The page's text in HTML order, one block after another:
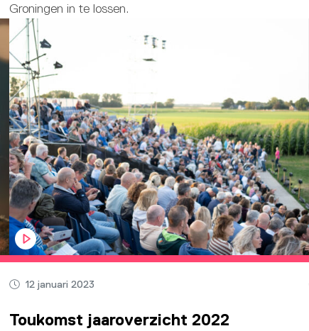
Groningen in te lossen.
12 januari 2023
Toukomst jaaroverzicht 2022